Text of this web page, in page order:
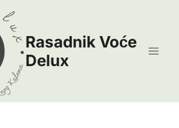
Rasadnik Voće
Delux